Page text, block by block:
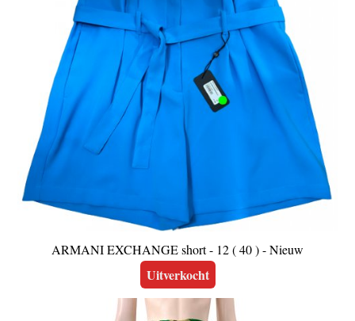
ARMANI EXCHANGE short - 12 ( 40 ) - Nieuw
Uitverkocht